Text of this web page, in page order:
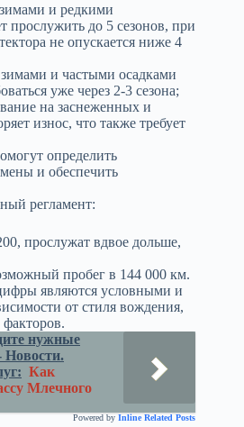
и редкими
прослужить до 5 сезонов, при
не опускается ниже 4
и частыми осадками
уже через 2-3 сезона;
на заснеженных и
износ, что также требует
определить
и обеспечить
регламент:
прослужат вдвое дольше,
пробег в 144 000 км.
являются условными и
от стиля вождения,
факторов.
нужные
Новости.
Как
Млечного
Powered by Inline Related Posts